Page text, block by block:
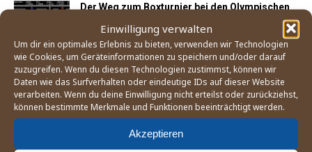
Einwilligung verwalten
Um dir ein optimales Erlebnis zu bieten, verwenden wir Technologien
wie Cookies, um Geräteinformationen zu speichern und/oder darauf
zuzugreifen. Wenn du diesen Technologien zustimmst, können wir
Daten wie das Surfverhalten oder eindeutige IDs auf dieser Website
verarbeiten. Wenn du deine Einwilligung nicht erteilst oder zurückziehst,
können bestimmte Merkmale und Funktionen beeinträchtigt werden.
Akzeptieren
Der Weg zum Boxturnier bei den Olympischen
21. Mai 2026
England Boxing betrachtet Mitgliedsverband
»East Midland« als gescheitert
25. April 2026